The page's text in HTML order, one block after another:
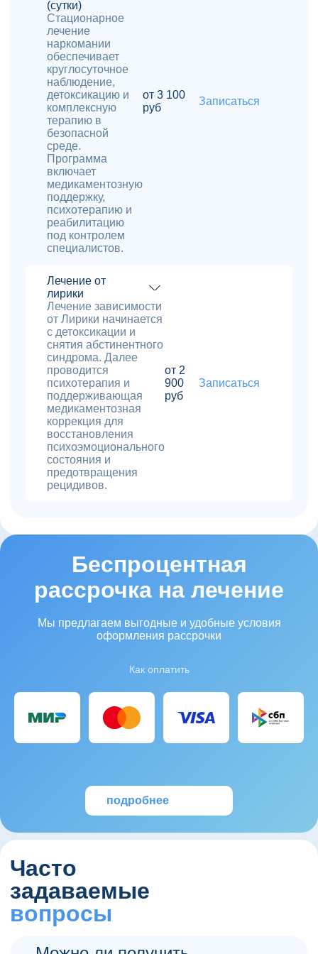
(сутки)
Стационарное
лечение
наркомании
обеспечивает
круглосуточное
наблюдение,
детоксикацию и
комплексную
терапию в
безопасной
среде.
Программа
включает
медикаментозную
поддержку,
психотерапию и
реабилитацию
под контролем
специалистов.
от 3 100
руб
Записаться
Лечение от
лирики
Лечение зависимости
от Лирики начинается
с детоксикации и
снятия абстинентного
синдрома. Далее
проводится
психотерапия и
поддерживающая
медикаментозная
коррекция для
восстановления
психоэмоционального
состояния и
предотвращения
рецидивов.
от 2
900
руб
Записаться
Беспроцентная
рассрочка на лечение
Мы предлагаем выгодные и удобные условия
оформления рассрочки
Как оплатить
подробнее
Часто
задаваемые
вопросы